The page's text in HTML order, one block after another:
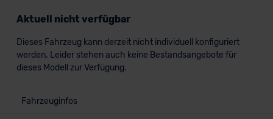
Aktuell nicht verfügbar
Dieses Fahrzeug kann derzeit nicht individuell konfiguriert
werden. Leider stehen auch keine Bestandsangebote für
dieses Modell zur Verfügung.
Fahrzeuginfos